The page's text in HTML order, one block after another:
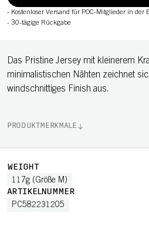
- Kostenloser Versand für POC-Mitglieder in der
- 30-tägige Rückgabe
Das Pristine Jersey mit kleinerem
minimalistischen Nähten zeichnet
windschnittiges Finish aus.
PRODUKTMERKMALE
WEIGHT
117g (Größe M)
ARTIKELNUMMER
PC582231205